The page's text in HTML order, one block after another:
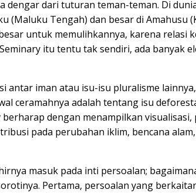
dari tuturan teman-teman. Di
(Maluku Tengah) dan besar di Amahusu
untuk memulihkannya, karena relasi
itu tentu tak sendiri, ada banyak
iman atau isu-isu pluralisme
ceramahnya adalah tentang isu
dengan menampilkan
pada perubahan iklim, bencana
masuk pada inti persoalan;
Pertama, persoalan yang